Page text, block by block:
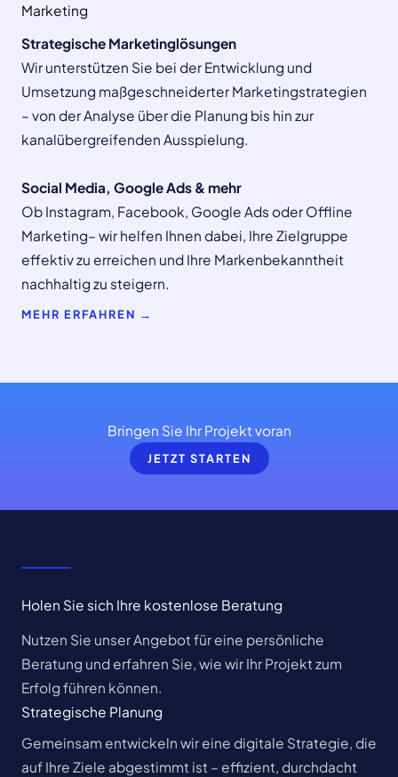
Marketing
Strategische Marketinglösungen
Wir unterstützen Sie bei der Entwicklung und
Umsetzung maßgeschneiderter Marketingstrategien
– von der Analyse über die Planung bis hin zur
kanalübergreifenden Ausspielung.
Social Media, Google Ads & mehr
Ob Instagram, Facebook, Google Ads oder Offline
Marketing– wir helfen Ihnen dabei, Ihre Zielgruppe
effektiv zu erreichen und Ihre Markenbekanntheit
nachhaltig zu steigern.
MEHR ERFAHREN →
Bringen Sie Ihr Projekt voran
JETZT STARTEN
Holen Sie sich Ihre kostenlose Beratung
Nutzen Sie unser Angebot für eine persönliche
Beratung und erfahren Sie, wie wir Ihr Projekt zum
Erfolg führen können.
Strategische Planung
Gemeinsam entwickeln wir eine digitale Strategie, die
auf Ihre Ziele abgestimmt ist – effizient, durchdacht